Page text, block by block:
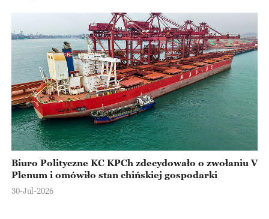
Biuro Polityczne KC KPCh zdecydowało o zwołaniu V
Plenum i omówiło stan chińskiej gospodarki
30-Jul-2026